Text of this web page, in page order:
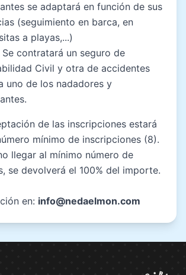
se adaptará en función de sus
(seguimiento en barca, en
a playas,...)
Se contratará un seguro de
Civil y otra de accidentes
uno de los nadadores y
de las inscripciones estará
mínimo de inscripciones (8).
llegar al mínimo número de
se devolverá el 100% del importe.
en: info@nedaelmon.com